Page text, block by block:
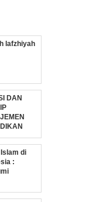
lafzhiyah
DAN
di
: